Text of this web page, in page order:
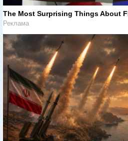
The Most Surprising Things About
Реклама